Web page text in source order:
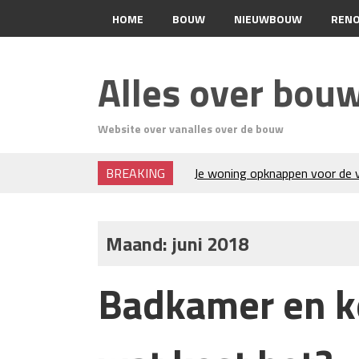
HOME BOUW NIEUWBOUW
Alles over
Website over vanalles over de bouw
BREAKING
Je woning opknappen voor de
geurneutralisatie en resultaten
Wat is een
hem?
Wanneer is het slim om een
Maand:juni 2018
Badkamer en